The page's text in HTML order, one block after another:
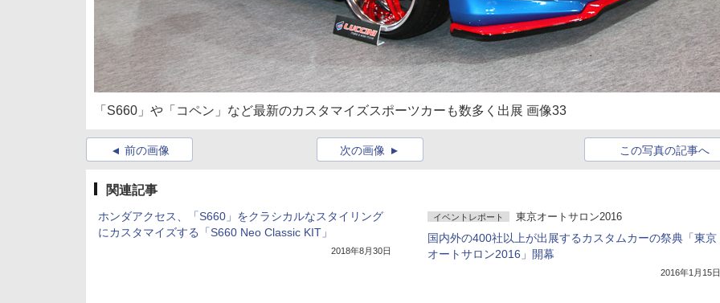
「S660」や「コペン」など最新のカスタマイズスポーツカーも数多く出展 画像33
前の画像 この写真の記事へ
次の画像
関連記事
ホンダアクセス、「S660」をクラシカルなスタイリング
にカスタマイズする「S660 Neo Classic KIT」
2018年8月30日
イベントレポート 東京オートサロン2016
国内外の400社以上が出展するカスタムカーの祭典「東京
オートサロン2016」開幕
2016年1月15日